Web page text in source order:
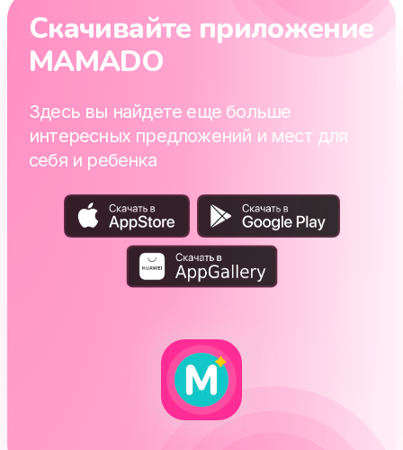
Скачивайте приложение
MAMADO
Здесь вы найдете еще больше
интересных предложений и мест для
себя и ребенка